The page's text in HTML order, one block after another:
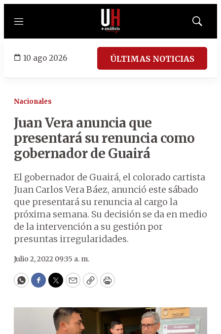
Menú
Mostrar
10 ago 2026 ÚLTIMAS NOTICIAS
Nacionales
Juan Vera anuncia que
presentará su renuncia como
gobernador de Guairá
El gobernador de Guairá, el colorado cartista
Juan Carlos Vera Báez, anunció este sábado
que presentará su renuncia al cargo la
próxima semana. Su decisión se da en medio
de la intervención a su gestión por
presuntas irregularidades.
Julio 2, 2022 09:35 a. m.
WhatsApp
Facebook
Twitter
EmailCopyPrint